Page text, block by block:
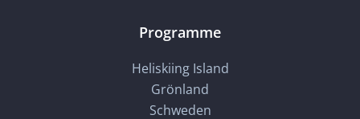
Programme
Heliskiing Island
Grönland
Schweden